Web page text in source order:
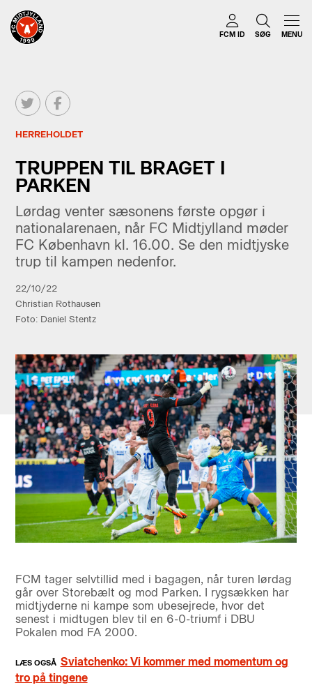
FCM ID SØG MENU
HERREHOLDET
TRUPPEN TIL BRAGET I
PARKEN
Lørdag venter sæsonens første opgør i
nationalarenaen, når FC Midtjylland møder
FC København kl. 16.00. Se den midtjyske
trup til kampen nedenfor.
22/10/22
Christian Rothausen
Foto: Daniel Stentz
FCM tager selvtillid med i bagagen, når turen lørdag
går over Storebælt og mod Parken. I rygsækken har
midtjyderne ni kampe som ubesejrede, hvor det
senest i midtugen blev til en 6-0-triumf i DBU
Pokalen mod FA 2000.
Sviatchenko: Vi kommer med momentum og
tro på tingene